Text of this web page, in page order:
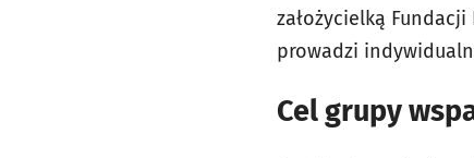
założycielką
prowadzi
Cel grupy